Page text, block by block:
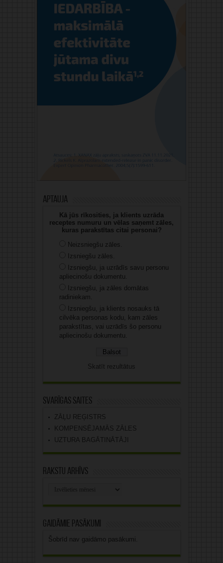
Aptauja
Kā jūs rīkosities, ja klients uzrāda
receptes numuru un vēlas saņemt zāles,
kuras parakstītas citai personai?
Neizsniegšu zāles.
Izsniegšu zāles.
Izsniegšu, ja uzrādīs savu personu
apliecinošu dokumentu.
Izsniegšu, ja zāles domātas
radiniekam.
Izsniegšu, ja klients nosauks tā
cilvēka personas kodu, kam zāles
parakstītas, vai uzrādīs šo personu
apliecinošu dokumentu.
Skatīt rezultātus
Svarīgas saites
ZĀĻU REĢISTRS
KOMPENSĒJAMĀS ZĀLES
UZTURA BAGĀTINĀTĀJI
Rakstu arhīvs
Gaidāmie pasākumi
Šobrīd nav gaidāmo pasākumi.